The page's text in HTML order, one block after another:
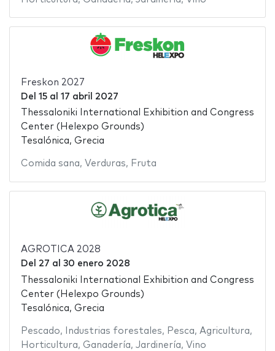
Freskon 2027
Del 15al 17 abril 2027
Thessaloniki International Exhibition and Congress
Center (Helexpo Grounds)
Tesalónica, Grecia
Comida sana, Verduras, Fruta
AGROTICA 2028
Del 27 al 30 enero 2028
Thessaloniki International Exhibition and Congress
Center (Helexpo Grounds)
Tesalónica, Grecia
Pescado, Industrias forestales, Pesca, Agricultura,
Horticultura, Ganadería, Jardinería, Vino